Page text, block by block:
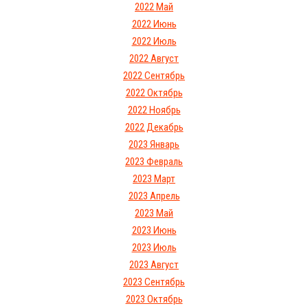
2022 Май
2022 Июнь
2022 Июль
2022 Август
2022 Сентябрь
2022 Октябрь
2022 Ноябрь
2022 Декабрь
2023 Январь
2023 Февраль
2023 Март
2023 Апрель
2023 Май
2023 Июнь
2023 Июль
2023 Август
2023 Сентябрь
2023 Октябрь